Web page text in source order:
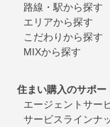
路線・駅から探す
エリアから探す
こだわりから探す
MIXから探す
住まい購入のサポー
エージェントサー
サービスラインナ